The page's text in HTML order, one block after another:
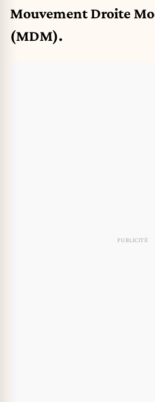
Mouvement Droite
(MDM).